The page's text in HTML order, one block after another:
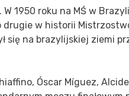
1950 roku na MŚ w
drugie w historii
się na brazylijskiej ziemi
Óscar Míguez,